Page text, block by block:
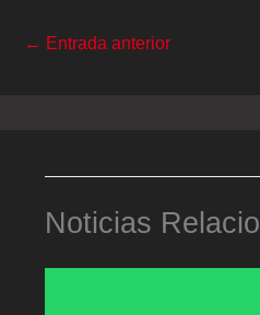
← Entrada anterior
Noticias